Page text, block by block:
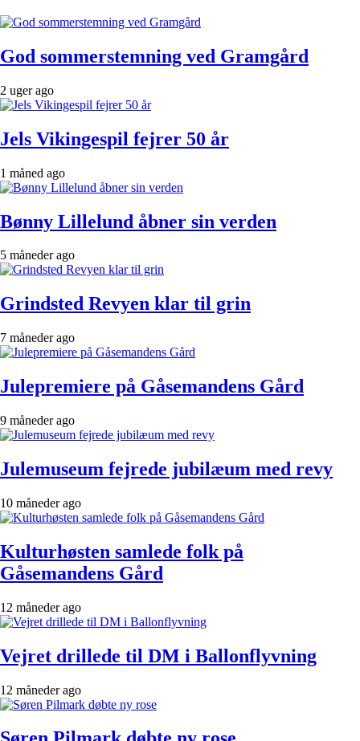
God sommerstemning ved Gramgård
2 uger ago
Jels Vikingespil fejrer 50 år
1 måned ago
Bønny Lillelund åbner sin verden
5 måneder ago
Grindsted Revyen klar til grin
7 måneder ago
Julepremiere på Gåsemandens Gård
9 måneder ago
Julemuseum fejrede jubilæum med revy
10 måneder ago
Kulturhøsten samlede folk på
Gåsemandens Gård
12 måneder ago
Vejret drillede til DM i Ballonflyvning
12 måneder ago